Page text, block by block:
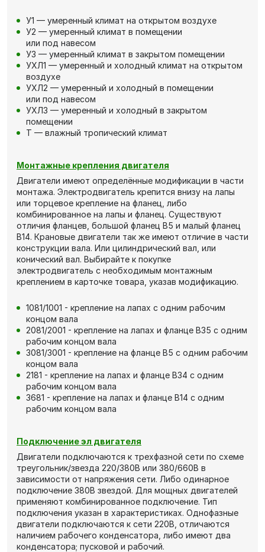
У1 — умеренный климат на открытом воздухе
У2 — умеренный климат в помещении
или под навесом
У3 — умеренный климат в закрытом помещении
УХЛ1 — умеренный и холодный климат на открытом
воздухе
УХЛ2 — умеренный и холодный в помещении
или под навесом
УХЛ3 — умеренный и холодный в закрытом
помещении
Т — влажный тропический климат
Монтажные крепления двигателя
Двигатели имеют определённые модификации в части
монтажа. Электродвигатель крепится внизу на лапы
или торцевое крепление на фланец, либо
комбинированное на лапы и фланец. Существуют
отличия фланцев, большой фланец В5 и малый фланец
В14. Крановые двигатели так же имеют отличие в части
конструкции вала. Или цилиндрический вал, или
конический вал. Выбирайте к покупке
электродвигатель с необходимым монтажным
креплением в карточке товара, указав модификацию.
1081/1001 - крепление на лапах с одним рабочим
концом вала
2081/2001 - крепление на лапах и фланце В35 с одним
рабочим концом вала
3081/3001 - крепление на фланце В5 с одним рабочим
концом вала
2181 - крепление на лапах и фланце В34 с одним
рабочим концом вала
3681 - крепление на лапах и фланце В14 с одним
рабочим концом вала
Подключение эл двигателя
Двигатели подключаются к трехфазной сети по схеме
треугольник/звезда 220/380В или 380/660В в
зависимости от напряжения сети. Либо одинарное
подключение 380В звездой. Для мощных двигателей
применяют комбинированное подключение. Тип
подключения указан в характеристиках. Однофазные
двигатели подключаются к сети 220В, отличаются
наличием рабочего конденсатора, либо имеют два
конденсатора; пусковой и рабочий.